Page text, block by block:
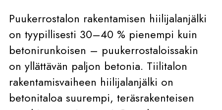
Puukerrostalon rakentamisen hiilijalanjälki
on tyypillisesti 30–40 % pienempi kuin
betonirunkoisen – puukerrostaloissakin
on yllättävän paljon betonia. Tiilitalon
rakentamisvaiheen hiilijalanjälki on
betonitaloa suurempi, teräsrakenteisen